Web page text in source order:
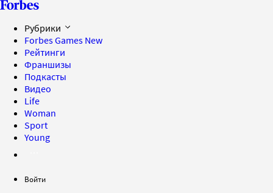
Рубрики
Forbes Games New
Рейтинги
Франшизы
Подкасты
Видео
Life
Woman
Sport
Young
Войти